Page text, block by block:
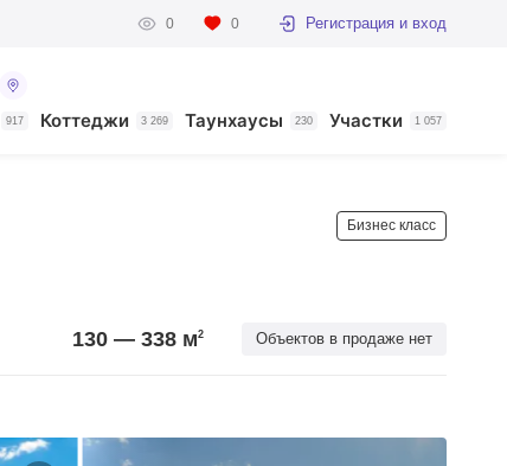
0 0 Регистрация и вход
917 Коттеджи 3 269 Таунхаусы 230 Участки 1 057
Бизнес класс
Объектов в продаже нет
130 — 338 м2